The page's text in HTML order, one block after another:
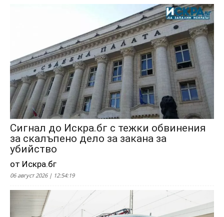
Сигнал до Искра.бг с тежки обвинения
за скалъпено дело за закана за
убийство
от Искра.бг
06 август 2026 | 12:54:19